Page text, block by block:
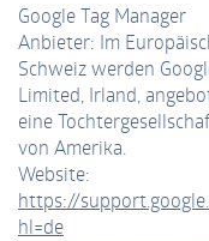
Google Tag Manager
Anbieter: Im
Schweiz werden
Limited, Irland,
eine
von Amerika.
Website:
https://
hl=de